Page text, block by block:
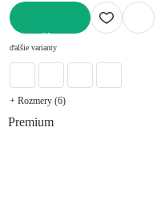
ďalšie varianty
+ Rozmery (6)
Premium